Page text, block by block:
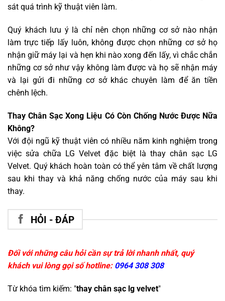
sát quá trình kỹ thuật viên làm.
Quý khách lưu ý là chỉ nên chọn những cơ sở nào nhận
làm trực tiếp lấy luôn, không được chọn những cơ sở họ
nhận giữ máy lại và hẹn khi nào xong đến lấy, vì chắc chắn
những cơ sở như vậy không làm được và họ sẽ nhận máy
và lại gửi đi những cơ sở khác chuyên làm để ăn tiền
chênh lệch.
Thay Chân Sạc Xong Liệu Có Còn Chống Nước Được Nữa
Không?
Với đội ngũ kỹ thuật viên có nhiều năm kinh nghiệm trong
việc sửa chữa LG Velvet đặc biệt là thay chân sạc LG
Velvet. Quý khách hoàn toàn có thể yên tâm về chất lượng
sau khi thay và khả năng chống nước của máy sau khi
thay.
HỎI - ĐÁP
Đối với những câu hỏi cần sự trả lời nhanh nhất, quý
khách vui lòng gọi số hotline: 0964 308 308
Từ khóa tìm kiếm: "thay chân sạc lg velvet"